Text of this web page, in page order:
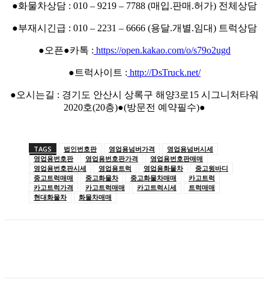
●화물차상담 : 010 – 9219 – 7788 (매입.판매.허가) 전체상담
●부재시긴급 : 010 – 2231 – 6666 (용달.개별.임대) 트럭상담
●오픈●카톡 : https://open.kakao.com/o/s79o2ugd
●트럭사이트 : http://DsTruck.net/
●오시는길 : 경기도 안산시 상록구 해양3로15 시그니처타워
2020호(20층)●(방문전 예약필수)●
TAGS 법인번호판 영업용넘버가격
영업용넘버시세
영업용번호판
영업용번호판가격
영업용번호판매매
영업용번호판시세
영업용트럭 영업용화물차
중고윙바디
중고트럭매매
중고화물차 중고화물차매매
카고트럭
카고트럭가격
카고트럭매매 카고트럭시세
트럭매매
현대화물차
화물차매매